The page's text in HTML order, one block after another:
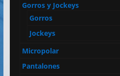
Gorros y Jockeys
Gorros
Jockeys
Micropolar
Pantalones